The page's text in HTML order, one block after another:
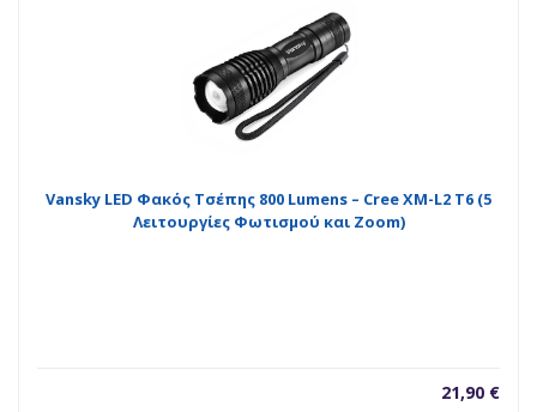
Vansky LED Φακός Τσέπης 800 Lumens – Cree XM-L2 T6 (5
Λειτουργίες Φωτισμού και Zoom)
21,90 €